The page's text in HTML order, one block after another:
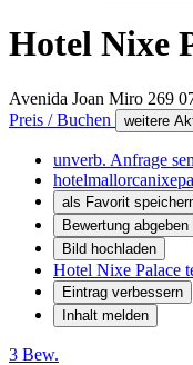
Hotel Nixe
Avenida Joan Miro 269
Preis / Buchen
weitere
unverb. Anfrage
als Favorit
Bewertung abgeben
Bild hochladen
Hotel Nixe Palace
Eintrag verbessern
Inhalt melden
3 Bew.